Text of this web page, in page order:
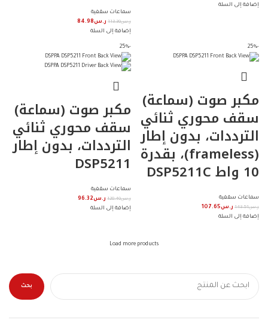
جميع مدن المملكة
بحث
إضافة إلى السلة
سماعات سقفية
ر.س113.30 ر.س84.98
إضافة إلى السلة
-25%
مكبر صوت (سماعة)
سقف محوري ثنائي
الترددات، بدون إطار
(frameless)، بقدرة
10 واط DSP5211C
سماعات سقفية
ر.س143.51 ر.س107.65
إضافة إلى السلة
-25%
مكبر صوت (سماعة)
سقف محوري ثنائي
الترددات، بدون إطار
DSP5211
سماعات سقفية
ر.س128.40 ر.س96.32
إضافة إلى السلة
Load more products